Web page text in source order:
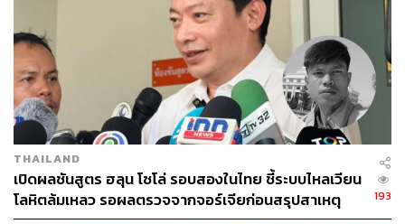
THAILAND
เปิดผลชันสูตร ฮลุน โซโล่ รอบสองในไทย ชี้ระบบไหลเวียน
โลหิตล้มเหลว รอผลตรวจจากจอร์เจียก่อนสรุปสาเหตุ
193